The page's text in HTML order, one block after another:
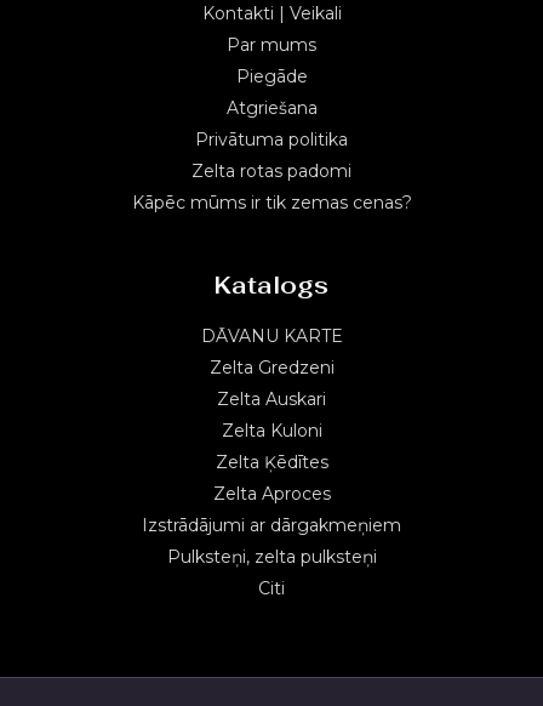
Kontakti | Veikali
Par mums
Piegāde
Atgriešana
Privātuma politika
Zelta rotas padomi
Kāpēc mūms ir tik zemas cenas?
Katalogs
DĀVANU KARTE
Zelta Gredzeni
Zelta Auskari
Zelta Kuloni
Zelta Ķēdītes
Zelta Aproces
Izstrādājumi ar dārgakmeņiem
Pulksteņi, zelta pulksteņi
Citi